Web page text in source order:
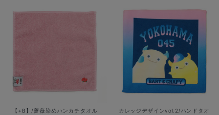
【+B】/薔薇染めハンカチタオル
カレッジデザインvol.2/ハンドタオ